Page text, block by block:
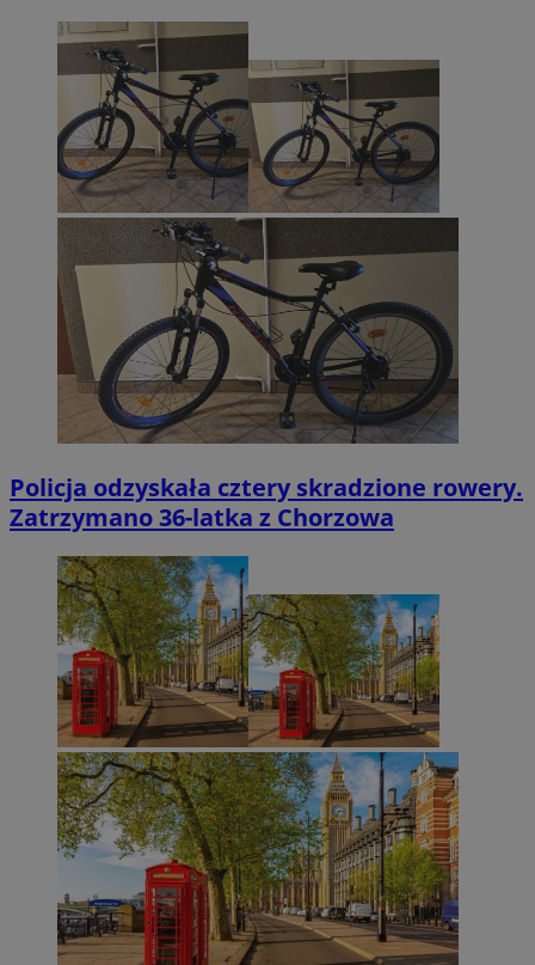
Policja odzyskała cztery skradzione rowery.
Zatrzymano 36-latka z Chorzowa